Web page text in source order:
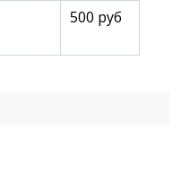
500 руб